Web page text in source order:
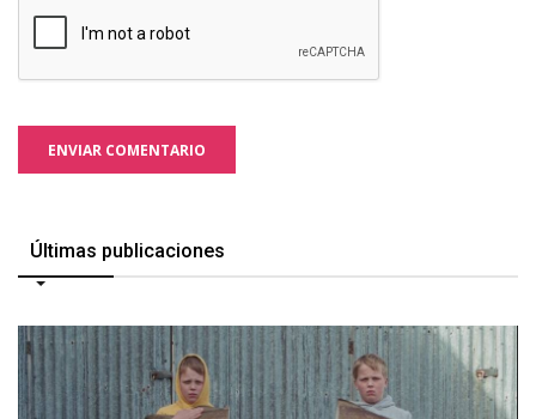
ENVIAR COMENTARIO
Últimas publicaciones